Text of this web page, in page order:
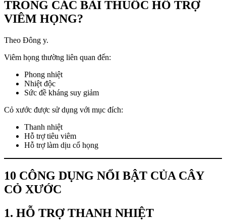
TRONG CÁC BÀI THUỐC HỖ TRỢ
VIÊM HỌNG?
Theo Đông y.
Viêm họng thường liên quan đến:
Phong nhiệt
Nhiệt độc
Sức đề kháng suy giảm
Cỏ xước được sử dụng với mục đích:
Thanh nhiệt
Hỗ trợ tiêu viêm
Hỗ trợ làm dịu cổ họng
10 CÔNG DỤNG NỔI BẬT CỦA CÂY
CỎ XƯỚC
1. HỖ TRỢ THANH NHIỆT